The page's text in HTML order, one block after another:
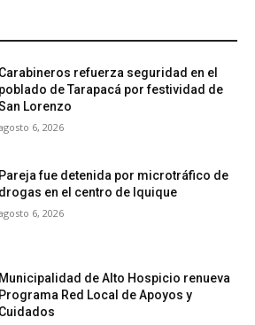
Carabineros refuerza seguridad en el
poblado de Tarapacá por festividad de
Lorenzo
6, 2026
Pareja fue detenida por microtráfico de
drogas en el centro de Iquique
6, 2026
Municipalidad de Alto Hospicio renueva
Programa Red Local de Apoyos y
Cuidados